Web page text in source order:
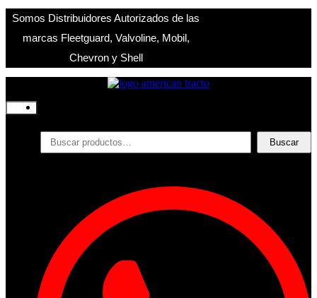
Somos Distribuidores Autorizados de las
marcas Fleetguard, Valvoline, Mobil,
Chevron y Shell
Productos
Filtros
Contacto
Acceder
Iniciar Sesion
Registro
Restablecer la contraseña
Buscar